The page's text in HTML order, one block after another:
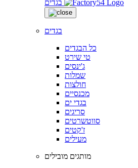
בגדים
בגדים
כל הבגדים
טי שירט
ג'ינסים
שמלות
חולצות
מכנסיים
בגדי ים
סריגים
סווטשרטים
ז'קטים
מעילים
מותגים מובילים